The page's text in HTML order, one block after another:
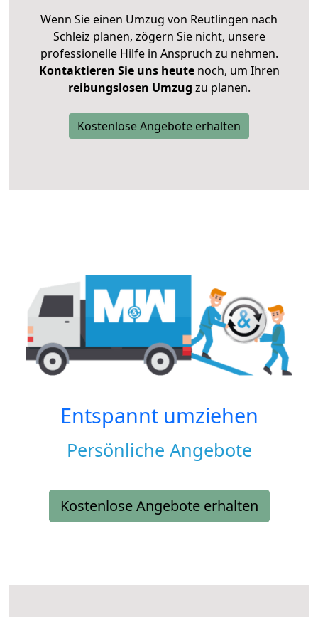
Wenn Sie einen Umzug von Reutlingen nach
Schleiz planen, zögern Sie nicht, unsere
professionelle Hilfe in Anspruch zu nehmen.
Kontaktieren Sie uns heutenoch, um Ihren
reibungslosen Umzug zu planen.
Kostenlose Angebote erhalten
Entspannt umziehen
Persönliche Angebote
Kostenlose Angebote erhalten